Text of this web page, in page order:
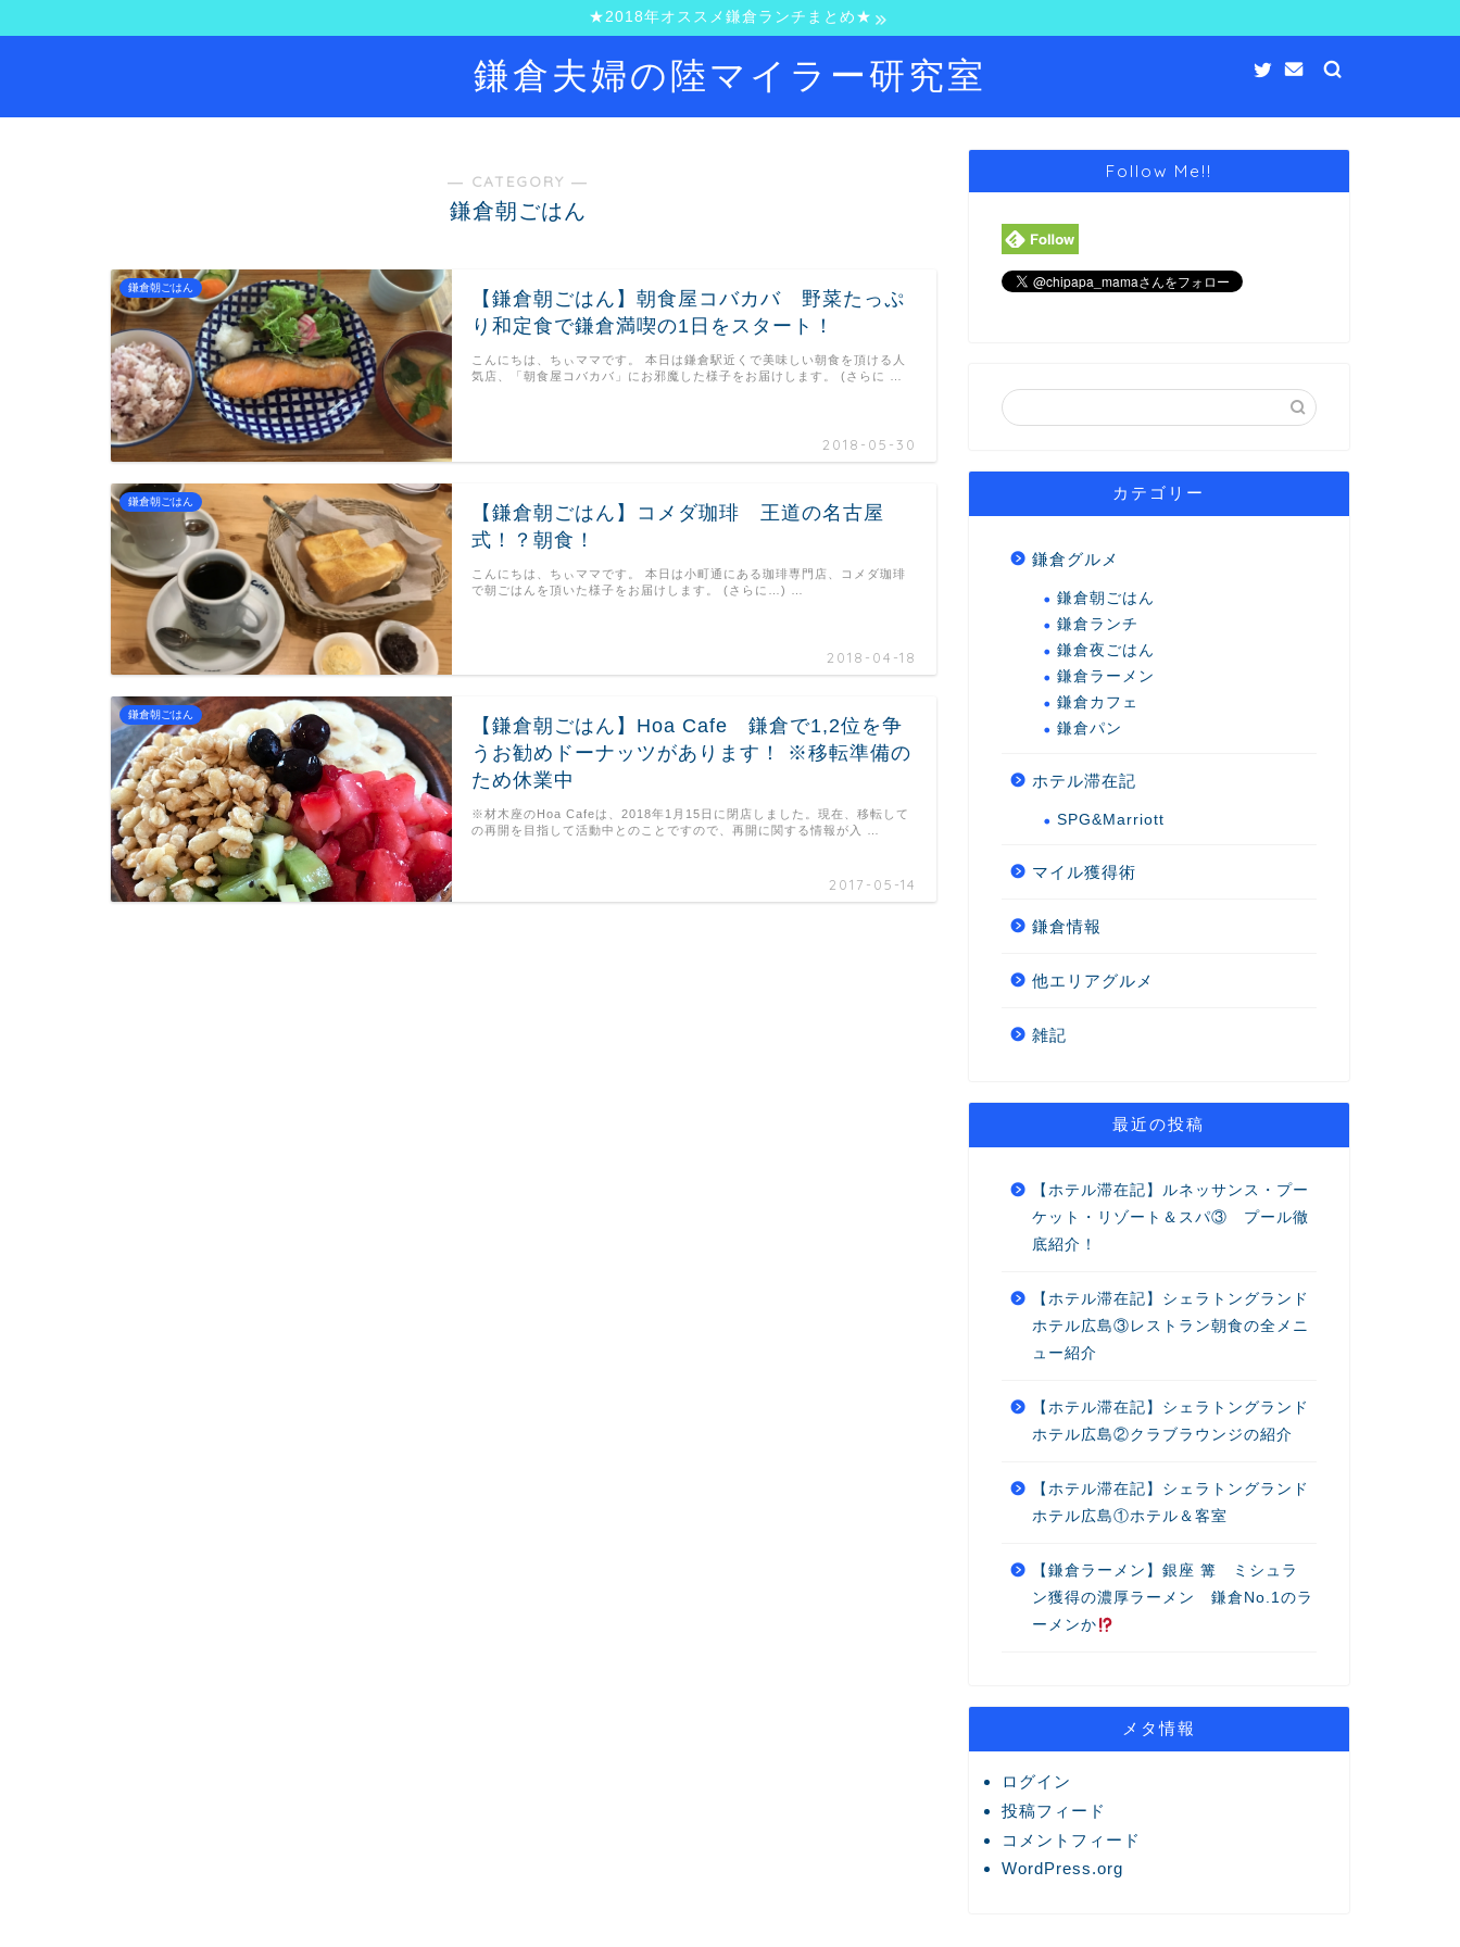
★2018年オススメ鎌倉ランチまとめ★
鎌倉夫婦の陸マイラー研究室
― CATEGORY ―
鎌倉朝ごはん
鎌倉朝ごはん
【鎌倉朝ごはん】朝食屋コバカバ 野菜たっぷ
り和定食で鎌倉満喫の1日をスタート！
2018-05-30
こんにちは、ちぃママです。 本日は鎌倉駅近くで美味しい朝食を頂ける人
気店、「朝食屋コバカバ」にお邪魔した様子をお届けします。 (さらに …
鎌倉朝ごはん
【鎌倉朝ごはん】コメダ珈琲 王道の名古屋
式！？朝食！
2018-04-18
こんにちは、ちぃママです。 本日は小町通にある珈琲専門店、コメダ珈琲
で朝ごはんを頂いた様子をお届けします。 (さらに…) …
鎌倉朝ごはん
【鎌倉朝ごはん】Hoa Cafe 鎌倉で1,2位を争
うお勧めドーナッツがあります！ ※移転準備の
ため休業中
2017-05-14
※材木座のHoa Cafeは、2018年1月15日に閉店しました。現在、移転して
の再開を目指して活動中とのことですので、再開に関する情報が入 …
Follow Me!!
カテゴリー
鎌倉グルメ
鎌倉朝ごはん
鎌倉ランチ
鎌倉夜ごはん
鎌倉ラーメン
鎌倉カフェ
鎌倉パン
ホテル滞在記
SPG&Marriott
マイル獲得術
鎌倉情報
他エリアグルメ
雑記
最近の投稿
【ホテル滞在記】ルネッサンス・プー
ケット・リゾート＆スパ③ プール徹
底紹介！
【ホテル滞在記】シェラトングランド
ホテル広島③レストラン朝食の全メニ
ュー紹介
【ホテル滞在記】シェラトングランド
ホテル広島②クラブラウンジの紹介
【ホテル滞在記】シェラトングランド
ホテル広島①ホテル＆客室
【鎌倉ラーメン】銀座 篝 ミシュラ
ン獲得の濃厚ラーメン 鎌倉No.1のラ
ーメンか
メタ情報
ログイン
投稿フィード
コメントフィード
WordPress.org